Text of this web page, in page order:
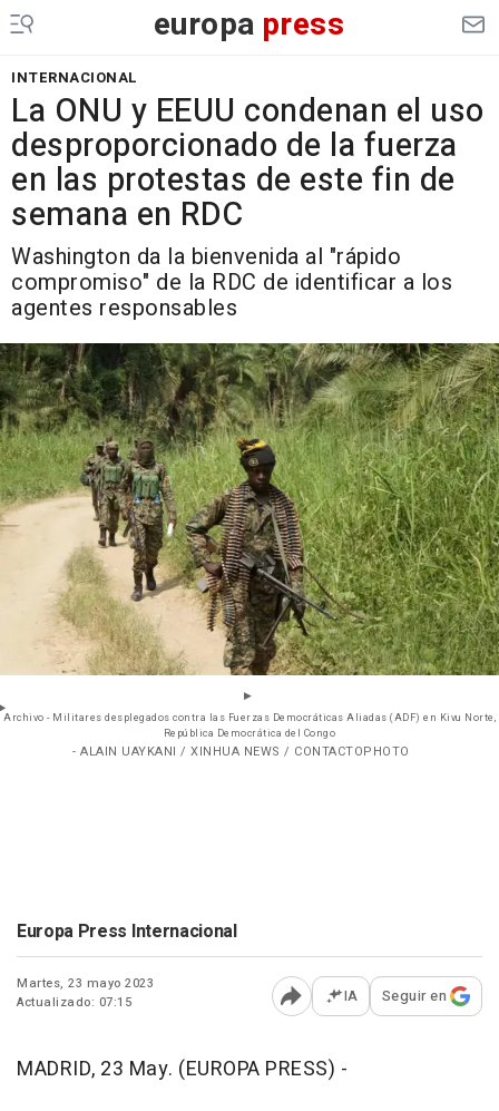
europa press
INTERNACIONAL
La ONU y EEUU condenan el uso
desproporcionado de la fuerza
en las protestas de este fin de
semana en RDC
Washington da la bienvenida al "rápido
compromiso" de la RDC de identificar a los
agentes responsables
Archivo - Militares desplegados contra las Fuerzas Democráticas Aliadas (ADF) en Kivu Norte,
República Democrática del Congo
- ALAIN UAYKANI / XINHUA NEWS / CONTACTOPHOTO
Europa Press Internacional
Martes, 23 mayo 2023
Actualizado: 07:15
Abrir opciones para
IA Seguir en
MADRID, 23 May. (EUROPA PRESS) -